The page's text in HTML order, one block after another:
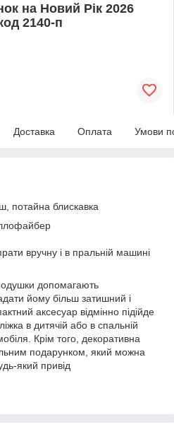
на Новий Рік 2026
2140-п
Доставка Оплата Умови
потайна блискавка
вручну і в пральній машині
допомагають
йому більш затишний і
аксесуар відмінно підійде
в дитячій або в спальній
Крім того, декоративна
подарунком, який можна
який привід